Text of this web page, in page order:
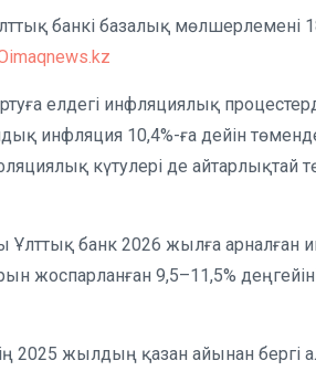
банкі базалық мөлшерлемені
елдегі инфляциялық
10,4%-ға дейін
күтулері де айтарлықтай
Ұлттық банк 2026 жылға арналған
жоспарланған 9,5–11,5%
жылдың қазан айынан бергі